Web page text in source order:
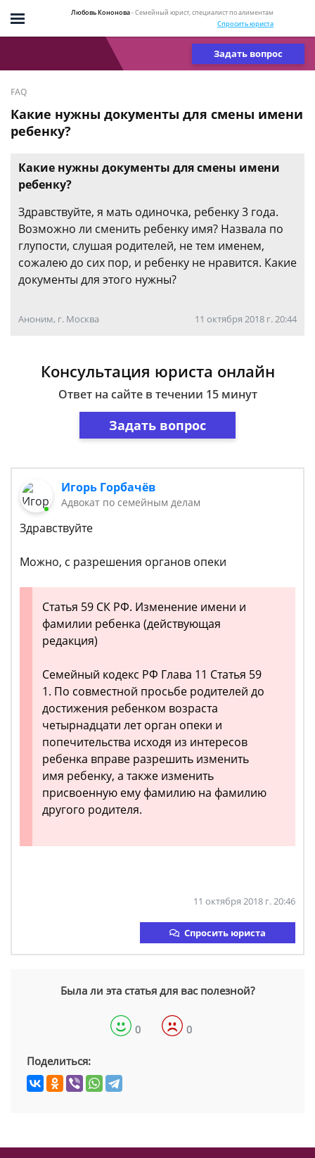
Любовь Кононова- Семейный юрист, специалист по алиментам
Спросить юриста
Задать вопрос
FAQ
Какие нужны документы для смены имени
ребенку?
Какие нужны документы для смены имени
ребенку?
Здравствуйте, я мать одиночка, ребенку 3 года.
Возможно ли сменить ребенку имя? Назвала по
глупости, слушая родителей, не тем именем,
сожалею до сих пор, и ребенку не нравится. Какие
документы для этого нужны?
Аноним, г. Москва 11 октября 2018 г. 20:44
Консультация юриста онлайн
Ответ на сайте в течении 15 минут
Задать вопрос
Игорь Горбачёв
Адвокат по семейным делам
Здравствуйте
Можно, с разрешения органов опеки
Статья 59 СК РФ. Изменение имени и
фамилии ребенка (действующая
редакция)
Семейный кодекс РФ Глава 11 Статья 59
1. По совместной просьбе родителей до
достижения ребенком возраста
четырнадцати лет орган опеки и
попечительства исходя из интересов
ребенка вправе разрешить изменить
имя ребенку, а также изменить
присвоенную ему фамилию на фамилию
другого родителя.
11 октября 2018 г. 20:46
Спросить юриста
Была ли эта статья для вас полезной?
0 0
Поделиться: